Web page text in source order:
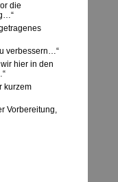
die
verbessern…“
hier in den
kurzem
Vorbereitung,